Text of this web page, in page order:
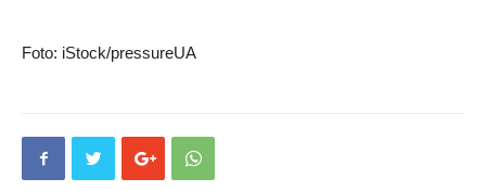
Foto: iStock/pressureUA